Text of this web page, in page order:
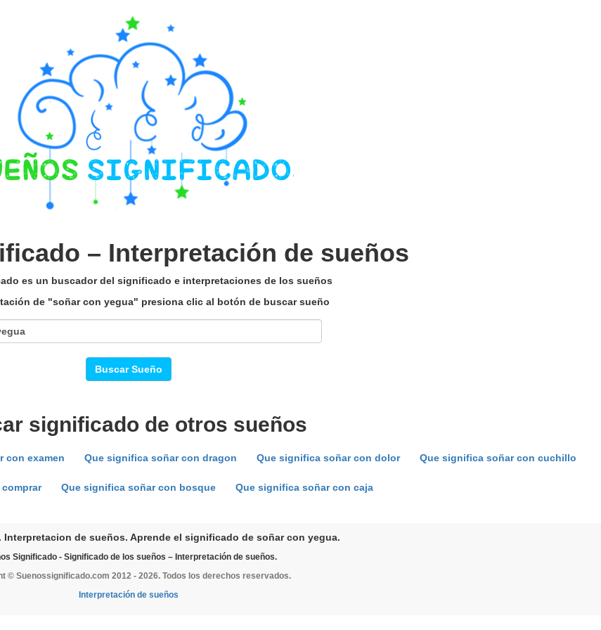
– Interpretación de sueños
es un buscador del significado e interpretaciones de los sueños
de "soñar con yegua" presiona clic al botón de buscar sueño
Buscar Sueño
significado de otros sueños
con examen Que significa soñar con dragon Que significa soñar con dolor Que significa soñar con cuchillo
Que significa soñar con bosque Que significa soñar con caja
Interpretacion de sueños. Aprende el significado de soñar con yegua.
Significado - Significado de los sueños – Interpretación de sueños.
© Suenossignificado.com 2012 - 2026. Todos los derechos reservados.
Interpretación de sueños